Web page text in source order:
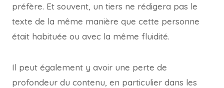
préfère. Et souvent, un tiers ne rédigera pas le
texte de la même manière que cette personne
était habituée ou avec la même fluidité.
Il peut également y avoir une perte de
profondeur du contenu, en particulier dans les